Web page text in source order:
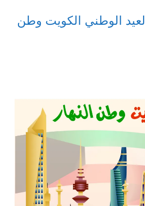
الوطني الكويت وطن